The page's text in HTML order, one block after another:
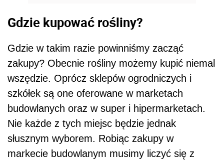
Gdzie kupować rośliny?
Gdzie w takim razie powinniśmy zacząć
zakupy? Obecnie rośliny możemy kupić niemal
wszędzie. Oprócz sklepów ogrodniczych i
szkółek są one oferowane w marketach
budowlanych oraz w super i hipermarketach.
Nie każde z tych miejsc będzie jednak
słusznym wyborem. Robiąc zakupy w
markecie budowlanym musimy liczyć się z